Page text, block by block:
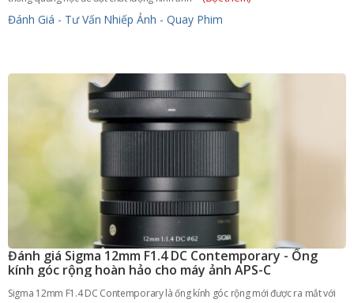
Đánh Giá - Tư Vấn Nhiếp Ảnh - Quay Phim
Đánh giá Sigma 12mm F1.4 DC Contemporary - Ống
kính góc rộng hoàn hảo cho máy ảnh APS-C
Sigma 12mm F1.4 DC Contemporary là ống kính góc rộng mới được ra mắt với